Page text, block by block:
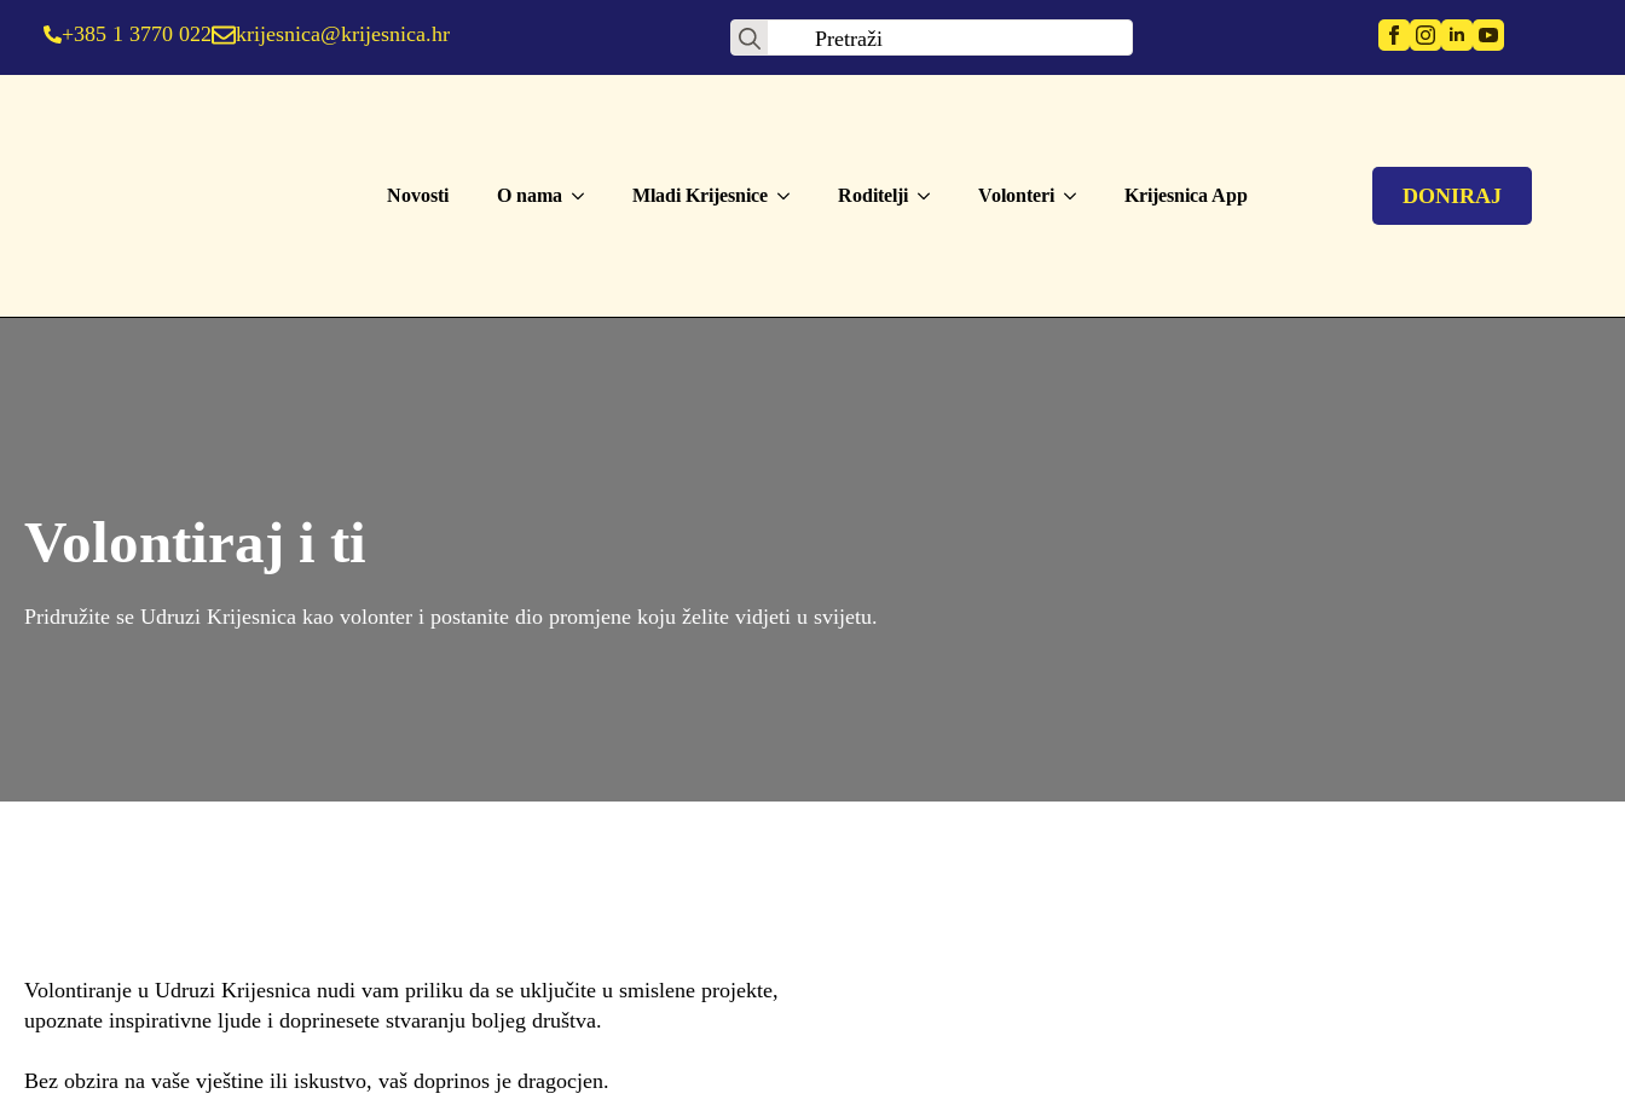
+385 1 3770 022 krijesnica@krijesnica.hr
Search
Novosti O nama Mladi Krijesnice Roditelji Volonteri Krijesnica App DONIRAJ
Volontiraj i ti
Pridružite se Udruzi Krijesnica kao volonter i postanite dio promjene koju želite vidjeti u svijetu.
Volontiranje u Udruzi Krijesnica nudi vam priliku da se uključite u smislene projekte,
upoznate inspirativne ljude i doprinesete stvaranju boljeg društva.
Bez obzira na vaše vještine ili iskustvo, vaš doprinos je dragocjen.